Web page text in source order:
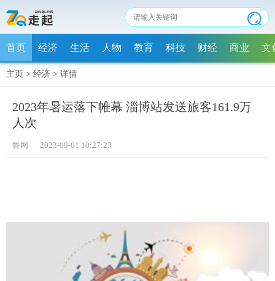
首页 经济 生活 人物 教育 科技 财经 商业 文
主页 > 经济 > 详情
2023年暑运落下帷幕 淄博站发送旅客161.9万
人次
鲁网 2023-09-01 10:27:23